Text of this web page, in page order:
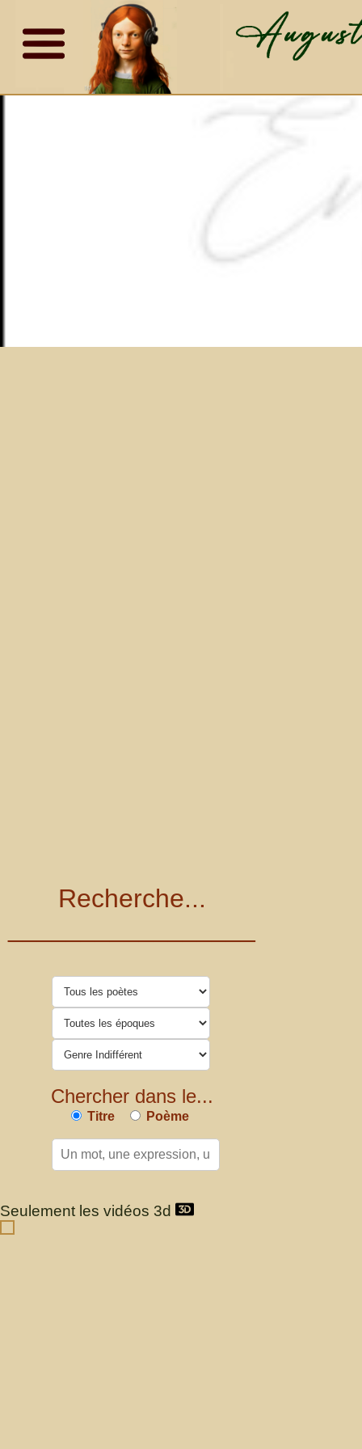
Recherche...
Chercher dans le...
Titre Poème
Seulement les vidéos 3d